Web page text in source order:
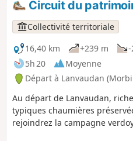
bourg bien pittoresque sans
majestueuse fontaine.Retour
par le GR®® 341 entre bois et
Circuit du
Collectivité territoriale
16,40 km
+239 m
-
5h 20
Moyenne
Départ à Lanvaudan
Au départ de Lanvaudan,
typiques chaumières
rejoindrez la campagne